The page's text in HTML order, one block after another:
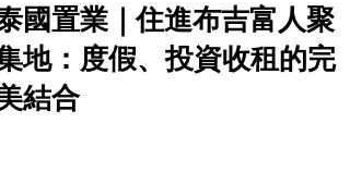
國置業｜住進布吉富人聚
地：度假、投資收租的完
結合